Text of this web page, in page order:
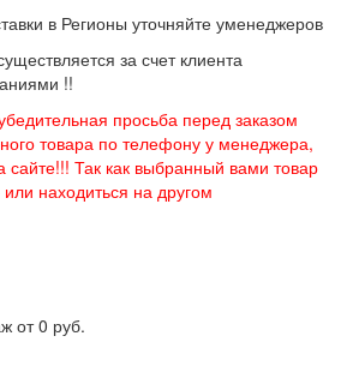
в Регионы уточняйте уменеджеров
за счет клиента
!!
просьба перед заказом
товара по телефону у менеджера,
сайте!!! Так как выбранный вами товар
находиться на другом
от0 руб.